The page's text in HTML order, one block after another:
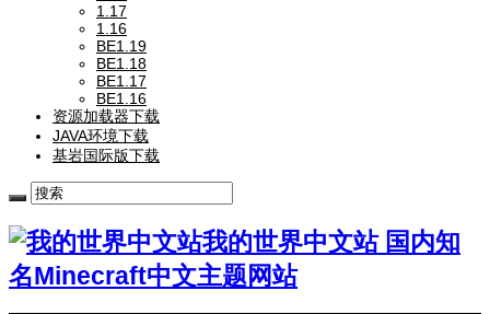
1.17
1.16
BE1.19
BE1.18
BE1.17
BE1.16
资源加载器下载
JAVA环境下载
基岩国际版下载
我的世界中文站 国内知
名Minecraft中文主题网站